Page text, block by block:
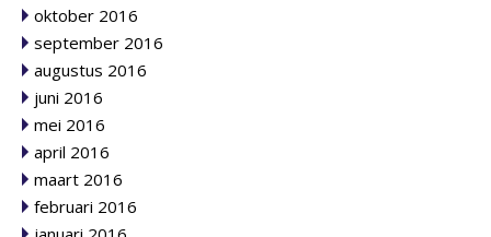
oktober 2016
september 2016
augustus 2016
juni 2016
mei 2016
april 2016
maart 2016
februari 2016